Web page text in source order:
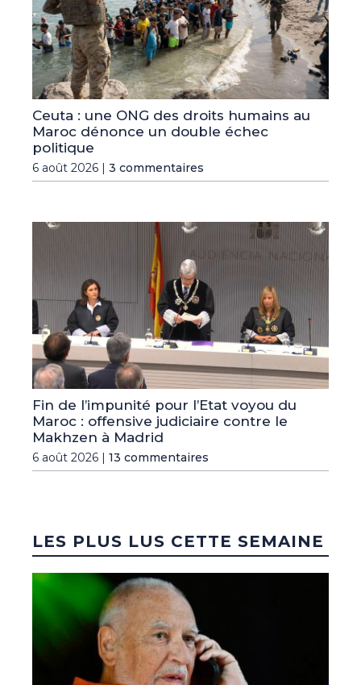
Ceuta : une ONG des droits humains au
Maroc dénonce un double échec
politique
6 août 2026 | 3 commentaires
Fin de l’impunité pour l’Etat voyou du
Maroc : offensive judiciaire contre le
Makhzen à Madrid
6 août 2026 | 13 commentaires
LES PLUS LUS CETTE SEMAINE